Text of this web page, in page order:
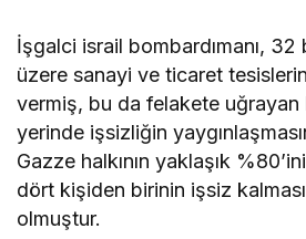
İşgalci israil bombardımanı,
üzere sanayi ve ticaret
vermiş, bu da felakete uğrayan
yerinde işsizliğin
Gazze halkının yaklaşık
dört kişiden birinin işsiz
olmuştur.